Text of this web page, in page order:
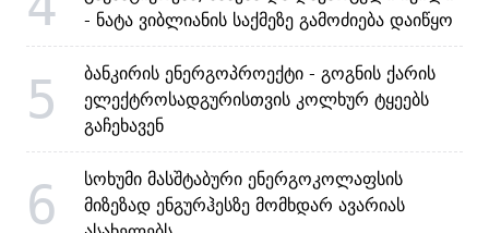
- ნატა ვიბლიანის საქმეზე გამოძიება დაიწყო
5
ბანკირის ენერგოპროექტი - გოგნის ქარის
ელექტროსადგურისთვის კოლხურ ტყეებს
გაჩეხავენ
6
სოხუმი მასშტაბური ენერგოკოლაფსის
მიზეზად ენგურჰესზე მომხდარ ავარიას